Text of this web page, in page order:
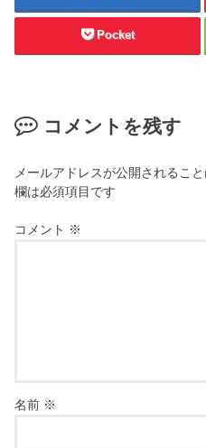
Pocket
コメントを残す
メールアドレスが公開されること
欄は必須項目です
コメント ※
名前 ※